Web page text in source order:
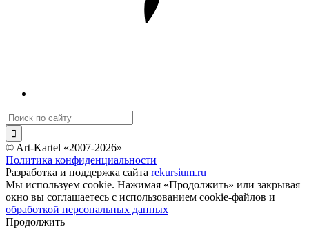
© Art-Kartel «2007-2026»
Политика конфиденциальности
Разработка и поддержка сайта rekursium.ru
Мы используем cookie. Нажимая «Продолжить» или закрывая
окно вы соглашаетесь с использованием cookie-файлов и
обработкой персональных данных
Продолжить